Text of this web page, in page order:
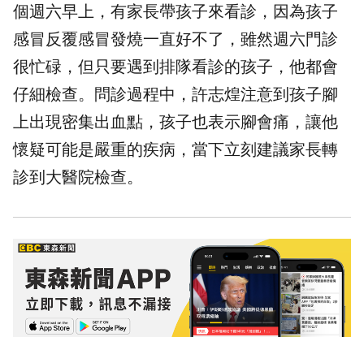
個週六早上，有家長帶孩子來看診，因為孩子
感冒反覆感冒發燒一直好不了，雖然週六門診
很忙碌，但只要遇到排隊看診的孩子，他都會
仔細檢查。問診過程中，許志煌注意到孩子腳
上出現密集出血點，孩子也表示腳會痛，讓他
懷疑可能是嚴重的疾病，當下立刻建議家長轉
診到大醫院檢查。